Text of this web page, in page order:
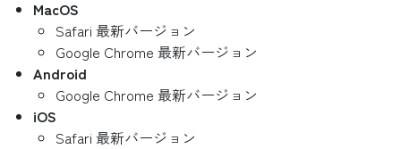
MacOS
Safari 最新バージョン
Google Chrome 最新バージョン
Android
Google Chrome 最新バージョン
iOS
Safari 最新バージョン